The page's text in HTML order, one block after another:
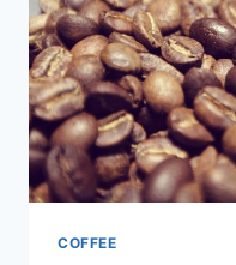
쇼
핑
몰
프
롬
나
드
의
COFFEE